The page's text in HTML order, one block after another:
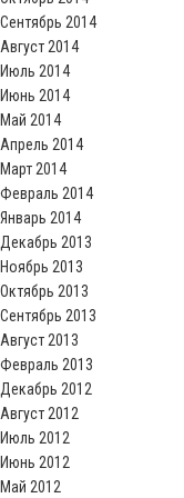
Сентябрь 2014
Август 2014
Июль 2014
Июнь 2014
Май 2014
Апрель 2014
Март 2014
Февраль 2014
Январь 2014
Декабрь 2013
Ноябрь 2013
Октябрь 2013
Сентябрь 2013
Август 2013
Февраль 2013
Декабрь 2012
Август 2012
Июль 2012
Июнь 2012
Май 2012